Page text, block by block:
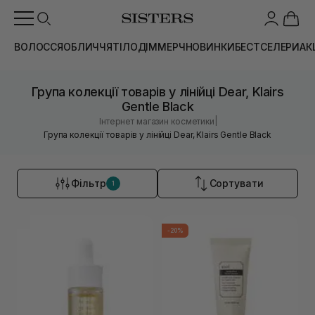
ВОЛОССЯОБЛИЧЧЯТІЛОДІММЕРЧНОВИНКИБЕСТСЕЛЕРИ
Група колекції товарів у лінійці Dear, Klairs
Gentle Black
Інтернет магазин косметики
Група колекції товарів у лінійці Dear, Klairs Gentle Black
Фільтр 1 Сортувати
-20%